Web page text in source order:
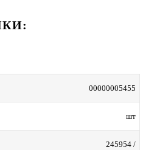
00000005455
шт
245954 /